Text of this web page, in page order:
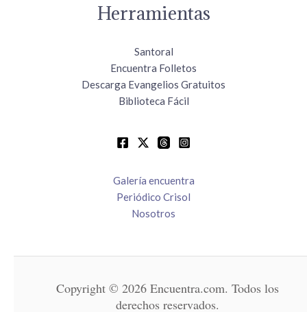
Herramientas
Santoral
Encuentra Folletos
Descarga Evangelios Gratuitos
Biblioteca Fácil
Galería encuentra
Periódico Crisol
Nosotros
Copyright © 2026 Encuentra.com. Todos los
derechos reservados.